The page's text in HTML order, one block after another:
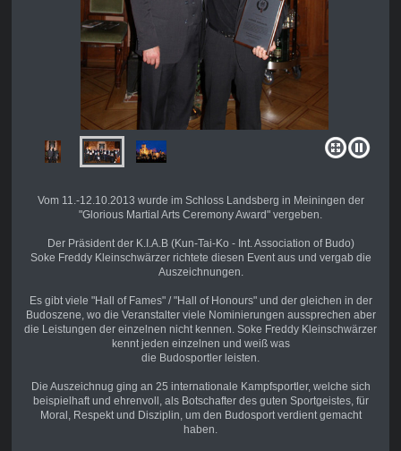
Vom 11.-12.10.2013 wurde im Schloss Landsberg in Meiningen der
"Glorious Martial Arts Ceremony Award" vergeben.
Der Präsident der K.I.A.B (Kun-Tai-Ko - Int. Association of Budo)
Soke Freddy Kleinschwärzer richtete diesen Event aus und vergab die
Auszeichnungen.
Es gibt viele "Hall of Fames" / "Hall of Honours" und der gleichen in der
Budoszene, wo die Veranstalter viele Nominierungen aussprechen aber
die Leistungen der einzelnen nicht kennen. Soke Freddy Kleinschwärzer
kennt jeden einzelnen und weiß was
die Budosportler leisten.
Die Auszeichnug ging an 25 internationale Kampfsportler, welche sich
beispielhaft und ehrenvoll, als Botschafter des guten Sportgeistes, für
Moral, Respekt und Disziplin, um den Budosport verdient gemacht
haben.